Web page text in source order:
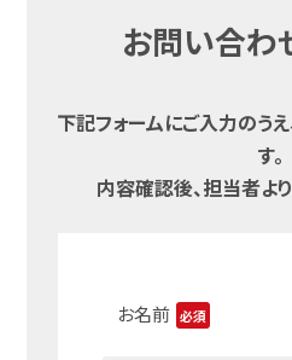
お問い合わ
下記フォームにご入力のう
す。
内容確認後、担当者よ
お名前 必須